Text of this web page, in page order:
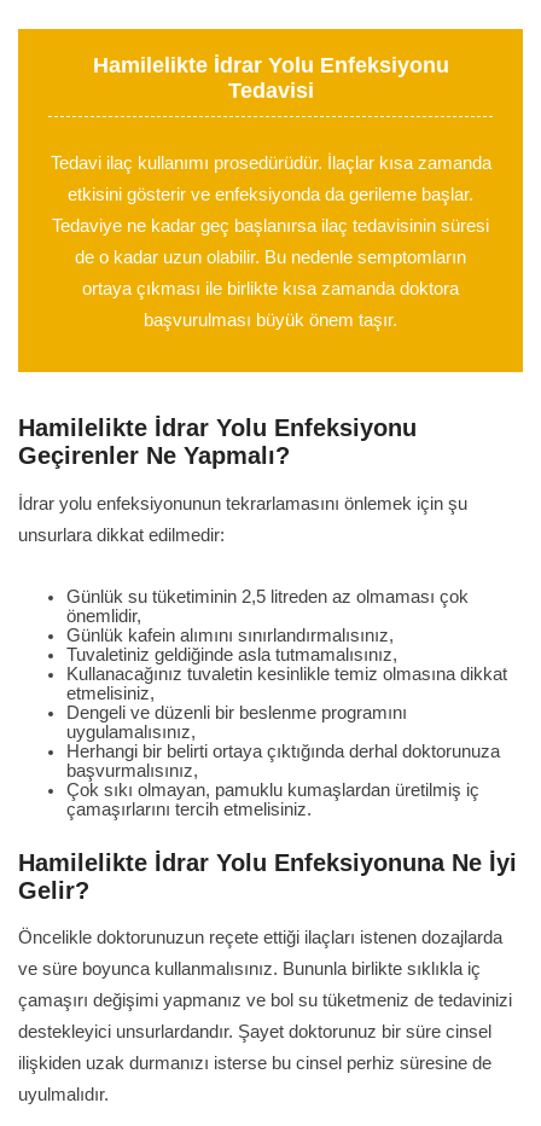
Hamilelikte İdrar Yolu Enfeksiyonu
Tedavisi
Tedavi ilaç kullanımı prosedürüdür. İlaçlar kısa zamanda
etkisini gösterir ve enfeksiyonda da gerileme başlar.
Tedaviye ne kadar geç başlanırsa ilaç tedavisinin süresi
de o kadar uzun olabilir. Bu nedenle semptomların
ortaya çıkması ile birlikte kısa zamanda doktora
başvurulması büyük önem taşır.
Hamilelikte İdrar Yolu Enfeksiyonu
Geçirenler Ne Yapmalı?
İdrar yolu enfeksiyonunun tekrarlamasını önlemek için şu
unsurlara dikkat edilmedir:
Günlük su tüketiminin 2,5 litreden az olmaması çok
önemlidir,
Günlük kafein alımını sınırlandırmalısınız,
Tuvaletiniz geldiğinde asla tutmamalısınız,
Kullanacağınız tuvaletin kesinlikle temiz olmasına dikkat
etmelisiniz,
Dengeli ve düzenli bir beslenme programını
uygulamalısınız,
Herhangi bir belirti ortaya çıktığında derhal doktorunuza
başvurmalısınız,
Çok sıkı olmayan, pamuklu kumaşlardan üretilmiş iç
çamaşırlarını tercih etmelisiniz.
Hamilelikte İdrar Yolu Enfeksiyonuna Ne İyi
Gelir?
Öncelikle doktorunuzun reçete ettiği ilaçları istenen dozajlarda
ve süre boyunca kullanmalısınız. Bununla birlikte sıklıkla iç
çamaşırı değişimi yapmanız ve bol su tüketmeniz de tedavinizi
destekleyici unsurlardandır. Şayet doktorunuz bir süre cinsel
ilişkiden uzak durmanızı isterse bu cinsel perhiz süresine de
uyulmalıdır.